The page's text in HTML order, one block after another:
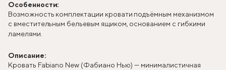
Особенности:
Возможность комплектации кровати подъёмным механизмом
с вместительным бельевым ящиком, основанием с гибкими
ламелями.
Описание:
Кровать Fabiano New (Фабиано Нью) — минималистичная